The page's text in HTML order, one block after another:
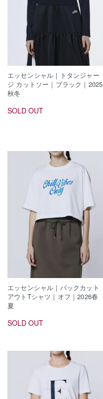
エッセンシャル｜トタンジャー
ジ カットソー｜ブラック｜2025
秋冬
SOLD OUT
エッセンシャル｜バックカット
アウトTシャツ｜オフ｜2026春
夏
SOLD OUT